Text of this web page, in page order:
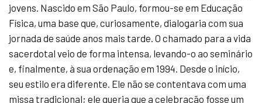
jovens. Nascido em São Paulo, formou-se em Educação
Física, uma base que, curiosamente, dialogaria com sua
jornada de saúde anos mais tarde. O chamado para a vida
sacerdotal veio de forma intensa, levando-o ao seminário
e, finalmente, à sua ordenação em 1994. Desde o início,
seu estilo era diferente. Ele não se contentava com uma
missa tradicional; ele queria que a celebração fosse um